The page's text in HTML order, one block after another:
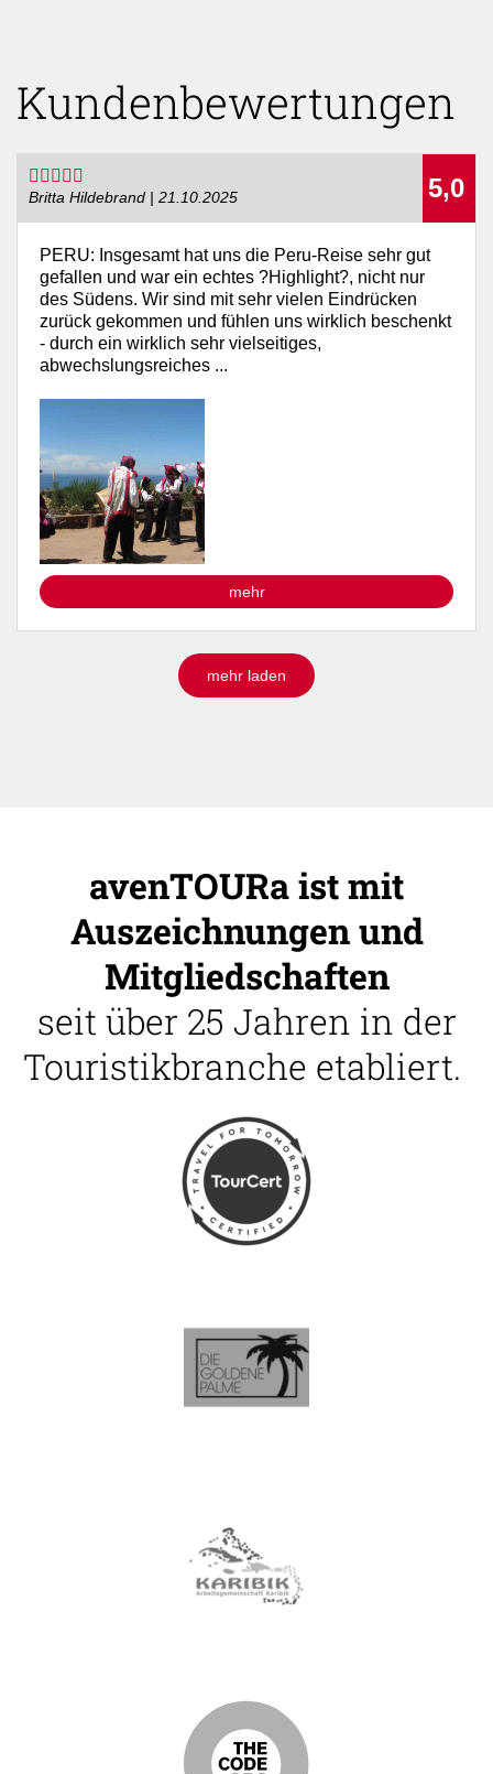
Kundenbewertungen
5,0
Britta Hildebrand | 21.10.2025
PERU: Insgesamt hat uns die Peru-Reise sehr gut
gefallen und war ein echtes ?Highlight?, nicht nur
des Südens. Wir sind mit sehr vielen Eindrücken
zurück gekommen und fühlen uns wirklich beschenkt
- durch ein wirklich sehr vielseitiges,
abwechslungsreiches ...
mehr
mehr laden
avenTOURa ist mit
Auszeichnungen und
Mitgliedschaften
seit über 25 Jahren in der
Touristikbranche etabliert.